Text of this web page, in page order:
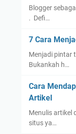
Blogger
. Defi…
7 Cara
Menjadi pintar
Bukankah h…
Cara
Artikel
Menulis artikel
situs ya…